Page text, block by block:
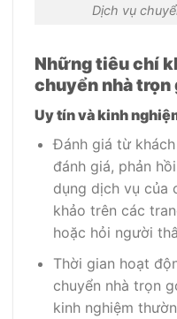
Dịch vụ
Những tiêu chí
chuyển nhà trọn
Uy tín và kinh
Đánh giá từ
đánh giá, phản
dụng dịch vụ của
khảo trên các
hoặc hỏi người
Thời gian hoạt
chuyển nhà trọn
kinh nghiệm